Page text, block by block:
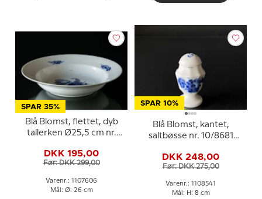
SPAR 35%
Blå Blomst, flettet, dyb
tallerken Ø25,5 cm nr.
DKK 195,00
Før: DKK 299,00
Varenr.: 1107606
Mål: Ø: 26 cm
SPAR 10%
Blå Blomst, kantet,
saltbøsse nr. 10/8681
DKK 248,00
Før: DKK 275,00
Varenr.: 1108541
Mål: H: 8 cm